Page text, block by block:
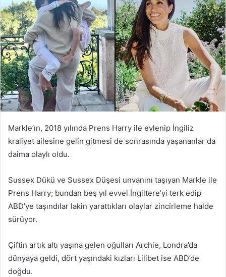
Markle’ın, 2018 yılında Prens Harry ile evlenip İngiliz
kraliyet ailesine gelin gitmesi de sonrasında yaşananlar da
daima olaylı oldu.
Sussex Dükü ve Sussex Düşesi unvanını taşıyan Markle ile
Prens Harry; bundan beş yıl evvel İngiltere’yi terk edip
ABD’ye taşındılar lakin yarattıkları olaylar zincirleme halde
sürüyor.
Çiftin artık altı yaşına gelen oğulları Archie, Londra’da
dünyaya geldi, dört yaşındaki kızları Lilibet ise ABD’de
doğdu.